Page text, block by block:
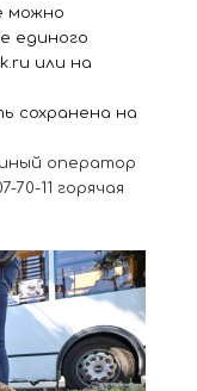
можно
единого
или на
сохранена на
оператор
70-11 горячая